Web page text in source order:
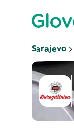
Sarajevo